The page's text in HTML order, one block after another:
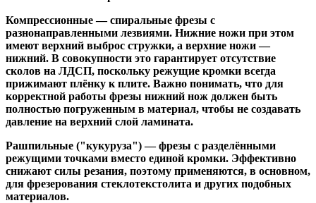
Компрессионные— спиральные фрезы с
разнонаправленными лезвиями. Нижние ножи при этом
имеют верхний выброс стружки, а верхние ножи —
нижний. В совокупности это гарантирует отсутствие
сколов на ЛДСП, поскольку режущие кромки всегда
прижимают плёнку к плите. Важно понимать, что для
корректной работы фрезы нижний нож должен быть
полностью погруженным в материал, чтобы не создавать
давление на верхний слой ламината.
Рашпильные ("кукуруза")— фрезы с разделёнными
режущими точками вместо единой кромки. Эффективно
снижают силы резания, поэтому применяются, в основном,
для фрезерования стеклотекстолита и других подобных
материалов.